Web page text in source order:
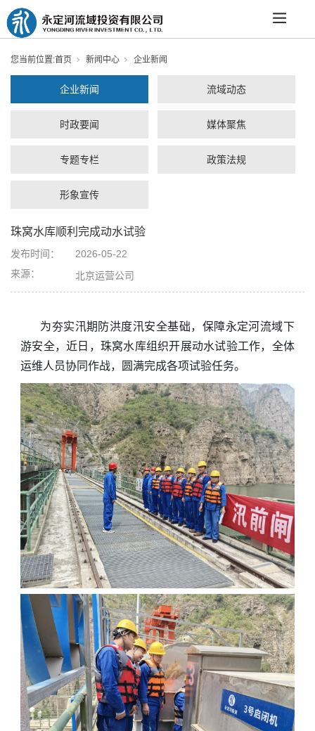
您当前位置:首页 新闻中心 企业新闻
企业新闻 流域动态
时政要闻 媒体聚焦
专题专栏 政策法规
形象宣传
珠窝水库顺利完成动水试验
发布时间：
2026-05-22
来源：
北京运营公司
为夯实汛期防洪度汛安全基础，保障永定河流域下
游安全，近日，珠窝水库组织开展动水试验工作，全体
运维人员协同作战，圆满完成各项试验任务。